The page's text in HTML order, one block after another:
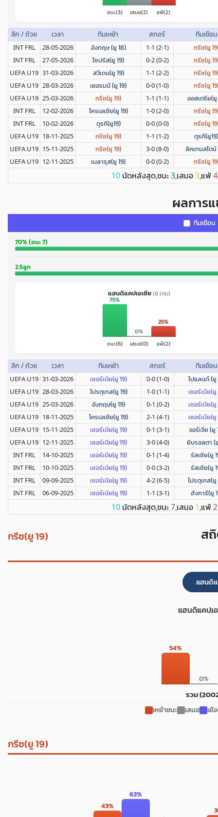
ชนะ(3) เสมอ(2) แพ้(2)
ลีก / ถ้วย เวลา ทีมเหย้า สกอร์ ทีมเยือน
INT FRL 28-05-2026 อังกฤษ (ยู 18) 1-1 (2-1) กรีซ(ยู
INT FRL 27-05-2026 ไซปรัส(ยู 19) 0-2 (0-2) กรีซ(ยู
UEFA U19 31-03-2026 สวีเดน(ยู 19) 1-1 (2-2) กรีซ(ยู
UEFA U19 28-03-2026 เยอรมนี (ยู 19) 0-0 (1-0) กรีซ(ยู
UEFA U19 25-03-2026 กรีซ(ยู 19) 1-1 (1-1) ออสเตรีย(ยู
INT FRL 12-02-2026 โครเอเชีย(ยู 19) 1-0 (2-0) กรีซ(ยู
INT FRL 10-02-2026 ตุรกี(ยู19) 0-0 (0-0) กรีซ(ยู
UEFA U19 18-11-2025 กรีซ(ยู 19) 1-1 (1-2) ตุรกี(ยู19)
UEFA U19 15-11-2025 กรีซ(ยู 19) 3-0 (8-0) ลิคเทนสไตน์
UEFA U19 12-11-2025 เบลารุส(ยู 19) 0-0 (0-2) กรีซ(ยู
10 นัดหลังสุด,ชนะ3,เสมอ3,แพ้ 4
ผลการ
ทีมเยือน
70% (ชนะ 7)
2.5ลูก
แฮนดิแคปเอเชีย(8 เกม)
75%
ชนะ(6)
0%
เสมอ(0)
25%
แพ้(2)
ลีก / ถ้วย เวลา ทีมเหย้า สกอร์ ทีมเยือน
UEFA U19 31-03-2026 เซอร์เบีย(ยู 19) 0-0 (1-0) โปแลนด์ (ยู
UEFA U19 28-03-2026 โปรตุเกส(ยู 19) 1-0 (1-1) เซอร์เบีย(ยู
UEFA U19 25-03-2026 อังกฤษ(ยู 19) 0-1 (0-2) เซอร์เบีย(ยู
UEFA U19 18-11-2025 โครเอเชีย(ยู 19) 2-1 (4-1) เซอร์เบีย(ยู
UEFA U19 15-11-2025 เซอร์เบีย(ยู 19) 0-1 (3-1) จอร์เจีย (ยู
UEFA U19 12-11-2025 เซอร์เบีย(ยู 19) 3-0 (4-0) ยิบรอลตา (
INT FRL 14-10-2025 เซอร์เบีย(ยู 19) 0-1 (1-4) รัสเซีย(ยู
INT FRL 10-10-2025 เซอร์เบีย(ยู 19) 0-0 (3-2) รัสเซีย(ยู
INT FRL 09-09-2025 เซอร์เบีย(ยู 19) 4-2 (6-5) โปรตุเกส(ยู
INT FRL 06-09-2025 เซอร์เบีย(ยู 19) 1-1 (3-1) ฮังการี(ยู
10 นัดหลังสุด,ชนะ7,เสมอ 1,แพ้ 2
กรีซ(ยู 19) ส
แฮนดิ
แฮนดิแคปเ
54%
0%
รวม
เหย้าชนะ เสมอ เยื
กรีซ(ยู 19)
43%
63%